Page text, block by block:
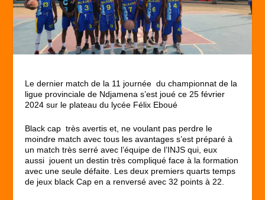
Le dernier match de la 11 journée du championnat de la
ligue provinciale de Ndjamena s’est joué ce 25 février
2024 sur le plateau du lycée Félix Eboué
Black cap très avertis et, ne voulant pas perdre le
moindre match avec tous les avantages s’est préparé à
un match très serré avec l’équipe de l’INJS qui, eux
aussi jouent un destin très compliqué face à la formation
avec une seule défaite. Les deux premiers quarts temps
de jeux black Cap en a renversé avec 32 points à 22.